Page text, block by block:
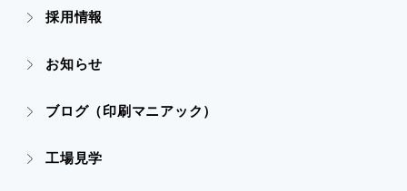
- デザイン
- 販促グッズ
- 会社概要
- ぎぞらーず
採用情報
お知らせ
ブログ（印刷マニアック）
工場見学